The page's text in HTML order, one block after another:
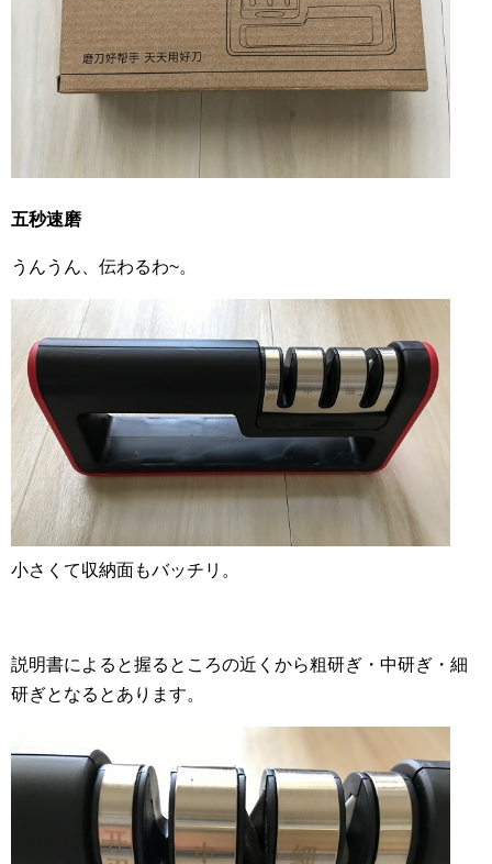
五秒速磨
うんうん、伝わるわ~。
小さくて収納面もバッチリ。
説明書によると握るところの近くから粗研ぎ・中研ぎ・細
研ぎとなるとあります。